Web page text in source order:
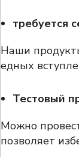
требуется
Наши
едных
Тестовый
Можно
позволяет